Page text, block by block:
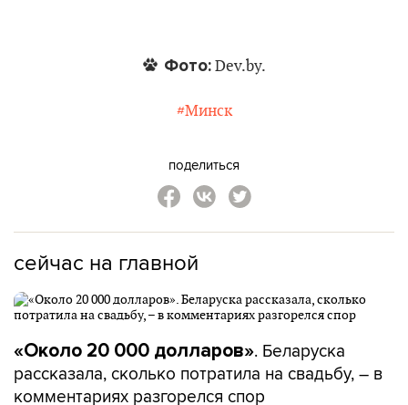
Фото:Dev.by.
#Минск
поделиться
сейчас на главной
«Около 20 000 долларов». Беларуска
рассказала, сколько потратила на свадьбу, – в
комментариях разгорелся спор